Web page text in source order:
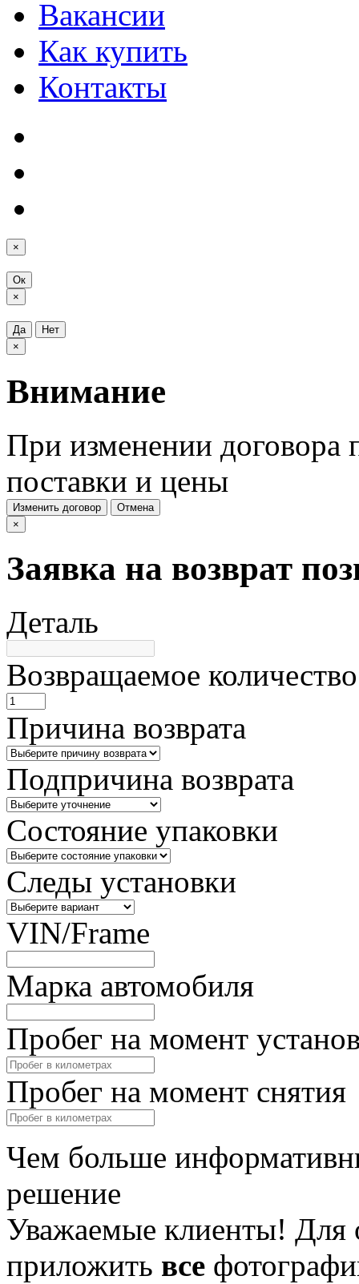
Вакансии
Как купить
Контакты
×
Ок
×
Да
Нет
×
Внимание
При изменении договора
поставки и цены
Изменить договор
Отмена
×
Заявка на возврат
Деталь
Возвращаемое количество
Причина возврата
Подпричина возврата
Состояние упаковки
Следы установки
VIN/Frame
Марка автомобиля
Пробег на момент
Пробег на момент снятия
Чем больше
решение
Уважаемые клиенты! Для
приложить все